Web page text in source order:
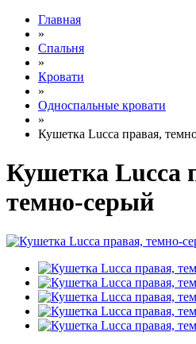
Главная
»
Спальня
»
Кровати
»
Односпальные кровати
»
Кушетка Lucca правая,
Кушетка Lucca
темно-серый